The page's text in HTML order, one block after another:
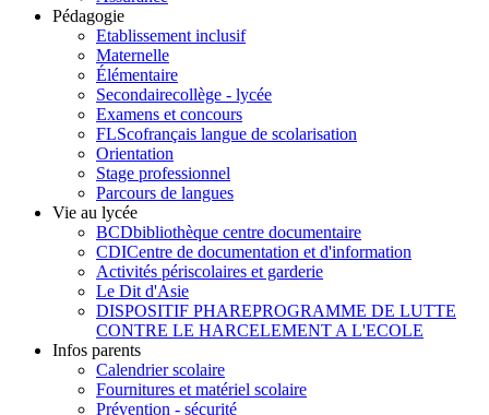
Pédagogie
Etablissement inclusif
Maternelle
Élémentaire
Secondairecollège - lycée
Examens et concours
FLScofrançais langue de scolarisation
Orientation
Stage professionnel
Parcours de langues
Vie au lycée
BCDbibliothèque centre documentaire
CDICentre de documentation et d'information
Activités périscolaires et garderie
Le Dit d'Asie
DISPOSITIF PHAREPROGRAMME DE LUTTE
CONTRE LE HARCELEMENT A L'ECOLE
Infos parents
Calendrier scolaire
Fournitures et matériel scolaire
Prévention - sécurité